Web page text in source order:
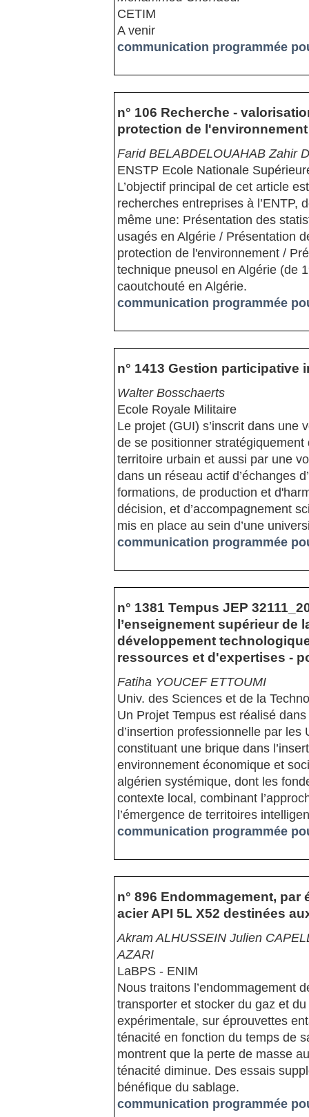
CETIM
A venir
communication programmée
n° 106 Recherche -
protection de l'environnement
Farid BELABDELOUAHAB Zahir
ENSTP Ecole Nationale
L’objectif principal de cet article
recherches entreprises à l’ENTP,
même une: Présentation des
usagés en Algérie / Présentation
protection de l'environnement /
technique pneusol en Algérie (de
caoutchouté en Algérie.
communication programmée
n° 1413 Gestion participative
Walter Bosschaerts
Ecole Royale Militaire
Le projet (GUI) s’inscrit dans une
de se positionner
territoire urbain et aussi par une
dans un réseau actif d’échanges
formations, de production et
décision, et d’accompagnement
mis en place au sein d’une
communication programmée
n° 1381 Tempus JEP
l’enseignement supérieur de
développement
ressources et d'expertises -
Fatiha YOUCEF ETTOUMI
Univ. des Sciences et de la
Un Projet Tempus est réalisé
d’insertion professionnelle par
constituant une brique dans
environnement économique et
algérien systémique, dont les
contexte local, combinant
l’émergence de territoires
communication programmée
n° 896 Endommagement,
acier API 5L X52 destinées
Akram ALHUSSEIN Julien
AZARI
LaBPS - ENIM
Nous traitons l’endommagement
transporter et stocker du gaz et
expérimentale, sur éprouvettes
ténacité en fonction du temps de
montrent que la perte de masse
ténacité diminue. Des essais
bénéfique du sablage.
communication programmée